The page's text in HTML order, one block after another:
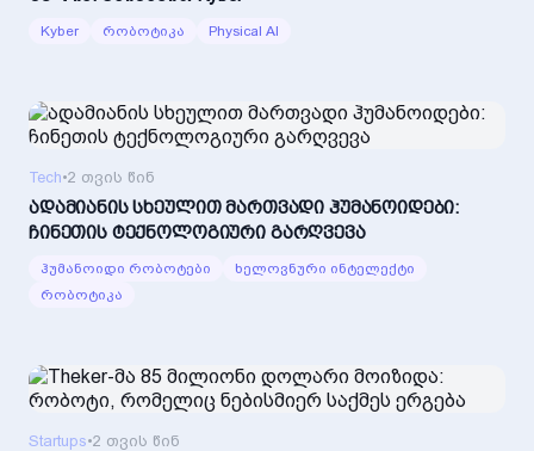
Kyber რობოტიკა Physical AI
Tech•2 თვის წინ
ადამიანის სხეულით მართვადი ჰუმანოიდები:
ჩინეთის ტექნოლოგიური გარღვევა
ჰუმანოიდი რობოტები
ხელოვნური ინტელექტი
რობოტიკა
Startups•2 თვის წინ